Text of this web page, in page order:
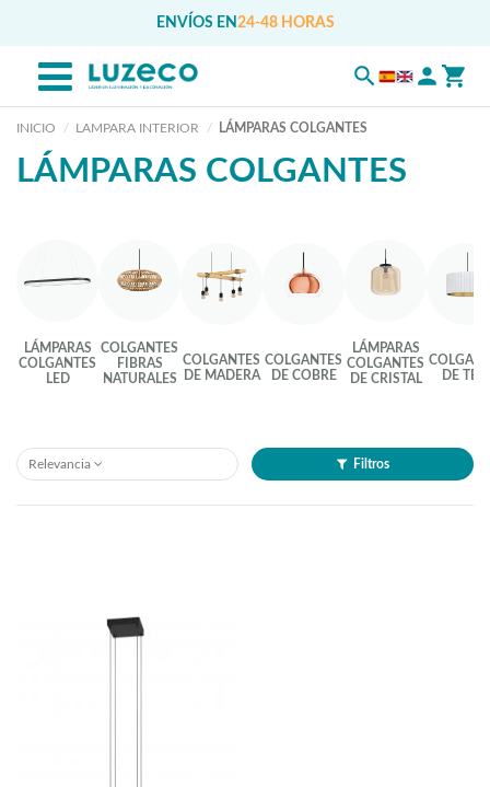
ENVÍOS EN 24-48 HORAS
INICIO LAMPARA INTERIOR LÁMPARAS COLGANTES
LÁMPARAS COLGANTES
LÁMPARAS
COLGANTES
LED
COLGANTES
FIBRAS
NATURALES
COLGANTES
DE MADERA
COLGANTES
DE COBRE
LÁMPARAS
COLGANTES
DE CRISTAL
DE
Relevancia Filtros